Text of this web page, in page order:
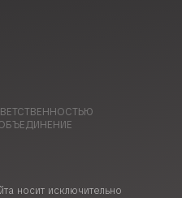
носит исключительно